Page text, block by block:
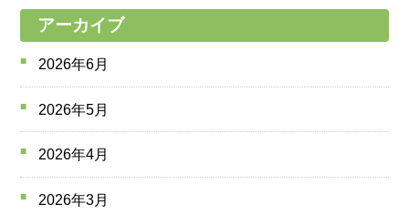
アーカイブ
2026年6月
2026年5月
2026年4月
2026年3月